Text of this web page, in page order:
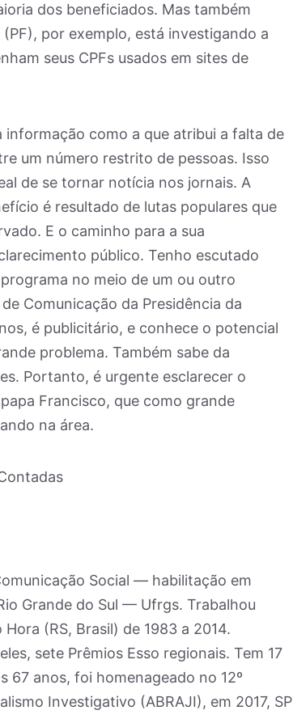
dos beneficiados. Mas também
por exemplo, está investigando a
seus CPFs usados em sites de
informação como a que atribui a falta de
um número restrito de pessoas. Isso
de se tornar notícia nos jornais. A
é resultado de lutas populares que
E o caminho para a sua
público. Tenho escutado
no meio de um ou outro
Comunicação da Presidência da
é publicitário, e conhece o potencial
problema. Também sabe da
Portanto, é urgente esclarecer o
Francisco, que como grande
na área.
Social — habilitação em
Grande do Sul — Ufrgs. Trabalhou
(RS, Brasil) de 1983 a 2014.
sete Prêmios Esso regionais. Tem 17
67 anos, foi homenageado no 12º
Investigativo (ABRAJI), em 2017, SP